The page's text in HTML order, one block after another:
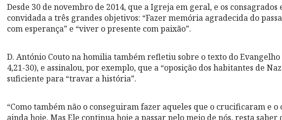
Desde 30 de novembro de 2014, que a Igreja em geral, e os consagrados
convidada a três grandes objetivos: “Fazer memória agradecida do
com esperança” e “viver o presente com paixão”.
D. António Couto na homilia também refletiu sobre o texto do Evangelho
4,21-30), e assinalou, por exemplo, que a “oposição dos habitantes de
suficiente para “travar a história”.
“Como também não o conseguiram fazer aqueles que o crucificaram e
ainda hoje. Mas Ele continua hoje a passar pelo meio de nós, resta